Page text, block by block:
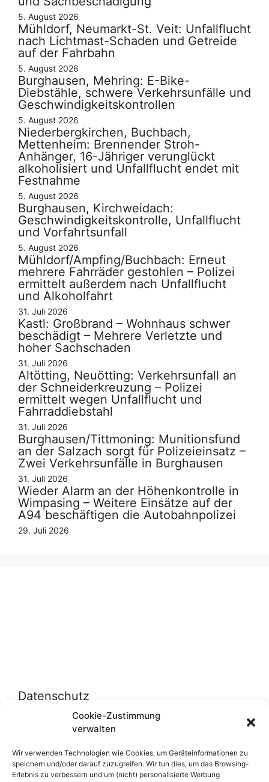
Cookie-Zustimmung
verwalten
Wir verwenden Technologien wie Cookies, um Geräteinformationen zu
speichern und/oder darauf zuzugreifen. Wir tun dies, um das Browsing-
Erlebnis zu verbessern und um (nicht) personalisierte Werbung
5. August 2026
Mühldorf, Neumarkt-St. Veit: Unfallflucht
nach Lichtmast-Schaden und Getreide
auf der Fahrbahn
5. August 2026
Burghausen, Mehring: E-Bike-
Diebstähle, schwere Verkehrsunfälle und
Geschwindigkeitskontrollen
5. August 2026
Niederbergkirchen, Buchbach,
Mettenheim: Brennender Stroh-
Anhänger, 16-Jähriger verunglückt
alkoholisiert und Unfallflucht endet mit
Festnahme
5. August 2026
Burghausen, Kirchweidach:
Geschwindigkeitskontrolle, Unfallflucht
und Vorfahrtsunfall
5. August 2026
Mühldorf/Ampfing/Buchbach: Erneut
mehrere Fahrräder gestohlen – Polizei
ermittelt außerdem nach Unfallflucht
und Alkoholfahrt
31. Juli 2026
Kastl: Großbrand – Wohnhaus schwer
beschädigt – Mehrere Verletzte und
hoher Sachschaden
31. Juli 2026
Altötting, Neuötting: Verkehrsunfall an
der Schneiderkreuzung – Polizei
ermittelt wegen Unfallflucht und
Fahrraddiebstahl
31. Juli 2026
Burghausen/Tittmoning: Munitionsfund
an der Salzach sorgt für Polizeieinsatz –
Zwei Verkehrsunfälle in Burghausen
31. Juli 2026
Wieder Alarm an der Höhenkontrolle in
Wimpasing – Weitere Einsätze auf der
A94 beschäftigen die Autobahnpolizei
29. Juli 2026
Datenschutz
Datenschutzerklärung
Cookie-Richtlinie (EU)